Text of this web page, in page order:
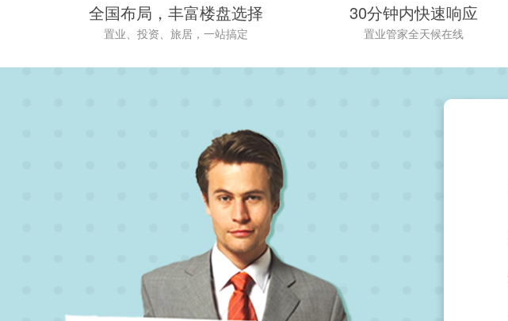
30分钟内快速响应
置业管家全天候在线
全国布局，丰富楼盘选择
置业、投资、旅居，一站搞定